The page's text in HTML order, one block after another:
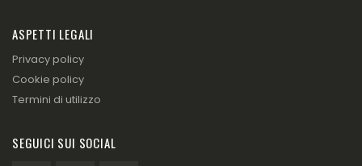
ASPETTI LEGALI
Privacy policy
Cookie policy
Termini di utilizzo
SEGUICI SUI SOCIAL